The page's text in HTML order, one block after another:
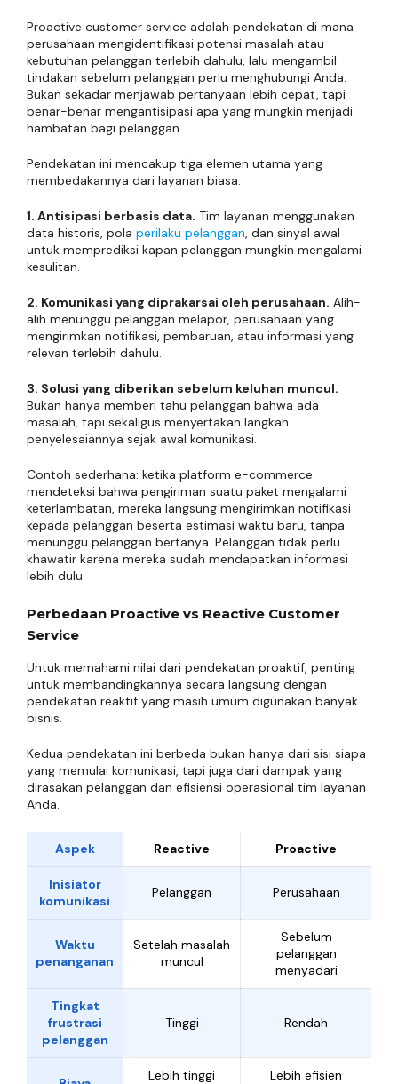
Proactive customer service adalah pendekatan di mana
perusahaan mengidentifikasi potensi masalah atau
kebutuhan pelanggan terlebih dahulu, lalu mengambil
tindakan sebelum pelanggan perlu menghubungi Anda.
Bukan sekadar menjawab pertanyaan lebih cepat, tapi
benar-benar mengantisipasi apa yang mungkin menjadi
hambatan bagi pelanggan.
Pendekatan ini mencakup tiga elemen utama yang
membedakannya dari layanan biasa:
1. Antisipasi berbasis data. Tim layanan menggunakan
data historis, pola perilaku pelanggan, dan sinyal awal
untuk memprediksi kapan pelanggan mungkin mengalami
kesulitan.
2. Komunikasi yang diprakarsai oleh perusahaan. Alih-
alih menunggu pelanggan melapor, perusahaan yang
mengirimkan notifikasi, pembaruan, atau informasi yang
relevan terlebih dahulu.
3. Solusi yang diberikan sebelum keluhan muncul.
Bukan hanya memberi tahu pelanggan bahwa ada
masalah, tapi sekaligus menyertakan langkah
penyelesaiannya sejak awal komunikasi.
Contoh sederhana: ketika platform e-commerce
mendeteksi bahwa pengiriman suatu paket mengalami
keterlambatan, mereka langsung mengirimkan notifikasi
kepada pelanggan beserta estimasi waktu baru, tanpa
menunggu pelanggan bertanya. Pelanggan tidak perlu
khawatir karena mereka sudah mendapatkan informasi
lebih dulu.
Perbedaan Proactive vs Reactive Customer
Service
Untuk memahami nilai dari pendekatan proaktif, penting
untuk membandingkannya secara langsung dengan
pendekatan reaktif yang masih umum digunakan banyak
bisnis.
Kedua pendekatan ini berbeda bukan hanya dari sisi siapa
yang memulai komunikasi, tapi juga dari dampak yang
dirasakan pelanggan dan efisiensi operasional tim layanan
Anda.
Aspek Reactive Proactive
Inisiator
komunikasi
Pelanggan Perusahaan
Waktu
penanganan
Setelah masalah
muncul
Sebelum
pelanggan
menyadari
Tingkat
frustrasi
pelanggan
Tinggi Rendah
Lebih tinggi
Lebih efisien